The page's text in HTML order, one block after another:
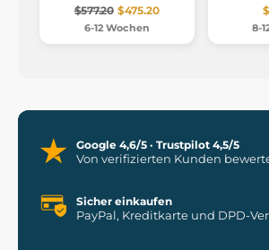
$577.20 $475.20
6-12 Wochen 8-
Google 4,6/5 · Trustpilot 4,5/5
Von verifizierten Kunden
Sicher einkaufen
PayPal, Kreditkarte und DPD-